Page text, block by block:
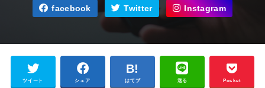
facebook Twitter Instagram
ツイート シェア はてブ 送る Pocket